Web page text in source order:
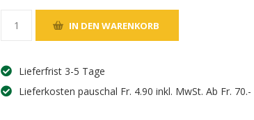
Lieferfrist 3-5 Tage
Lieferkosten pauschal Fr. 4.90 inkl. MwSt. Ab Fr. 70.-